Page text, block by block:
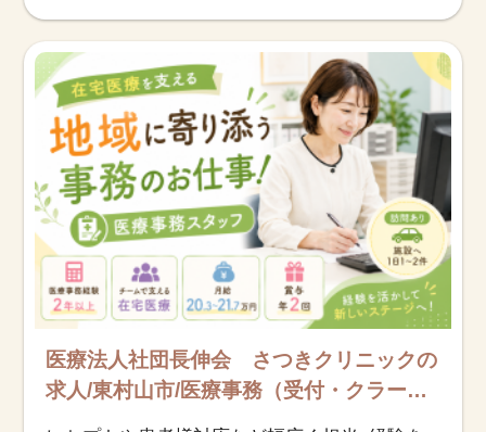
医療法人社団長伸会 さつきクリニックの
求人/東村山市/医療事務（受付・クラー
ク）/正社員